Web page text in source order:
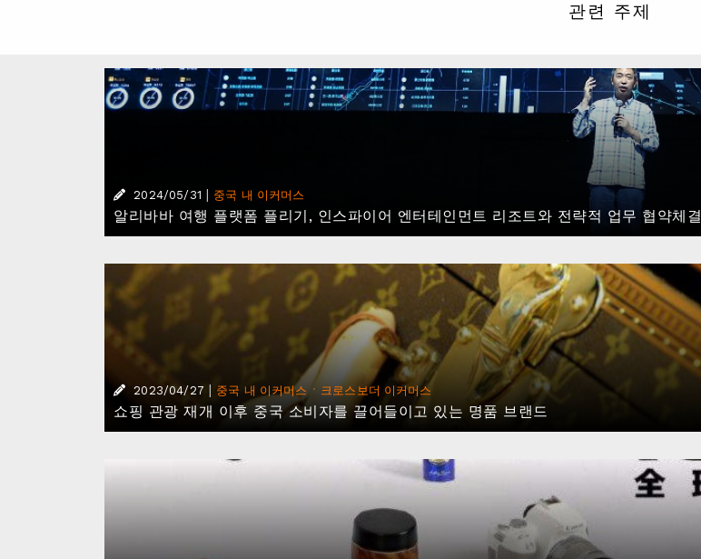
관련 주제
2024/05/31 | 중국 내 이커머스
알리바바 여행 플랫폼 플리기, 인스파이어 엔터테인먼트 리조트와 전략적 업무 협약체결
2023/04/27 | 중국 내 이커머스 · 크로스보더 이커머스
쇼핑 관광 재개 이후 중국 소비자를 끌어들이고 있는 명품 브랜드